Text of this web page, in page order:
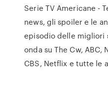
Serie TV Americane -
news, gli spoiler e le
episodio delle migliori
onda su The Cw, ABC,
CBS, Netflix e tutte le